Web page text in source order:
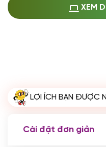
Thay logo +
(+100.000 VND)
(+200.000 VND)
XEM
LỢI ÍCH BẠN ĐƯỢC
Cài đặt đơn giản